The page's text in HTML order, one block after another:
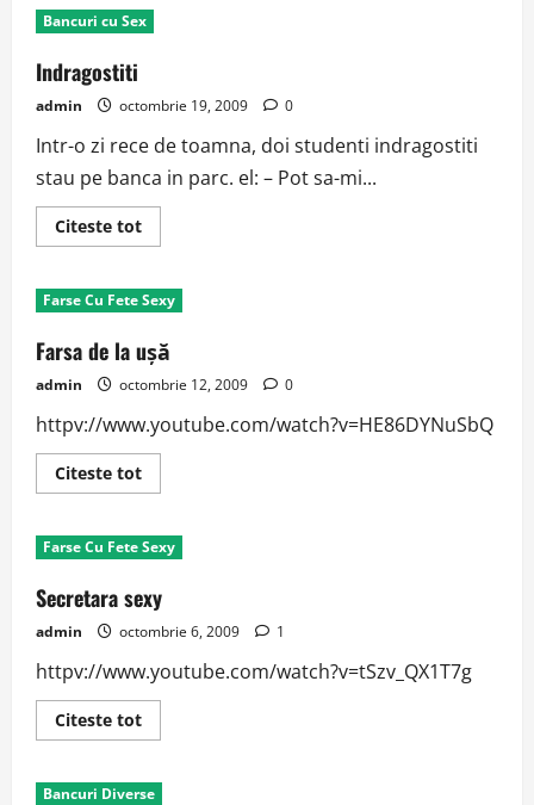
de
mecanica
Bancuri cu Sex
Indragostiti
admin octombrie 19, 2009 0
Intr-o zi rece de toamna, doi studenti indragostiti
stau pe banca in parc. el: – Pot sa-mi...
Citeste totRead
more
Farse Cu Fete Sexy
Farsa de la uşă
admin octombrie 12, 2009 0
httpv://www.youtube.com/watch?v=HE86DYNuSbQ
Citeste totRead
more
de
la
Farse Cu Fete Sexy
Secretara sexy
admin octombrie 6, 2009 1
httpv://www.youtube.com/watch?v=tSzv_QX1T7g
Citeste totRead
more
sexy
Bancuri Diverse